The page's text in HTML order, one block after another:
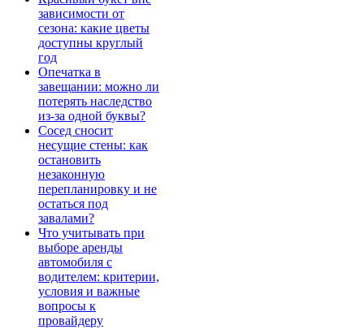
зависимости от
сезона: какие цветы
доступны круглый
год
Опечатка в
завещании: можно ли
потерять наследство
из-за одной буквы?
Сосед сносит
несущие стены: как
остановить
незаконную
перепланировку и не
остаться под
завалами?
Что учитывать при
выборе аренды
автомобиля с
водителем: критерии,
условия и важные
вопросы к
провайдеру